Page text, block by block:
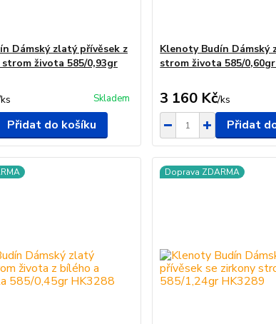
Dámský zlatý přívěsek z
života 585/0,93gr
ks Skladem
Přidat do košíku
Klenoty Budín Dámský
strom života 585/
3 160 Kč/ks
Přidat
Doprava ZDARMA